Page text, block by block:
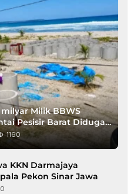
Milik BBWS
Pesisir Barat Diduga
1160
KKN Darmajaya
Pekon Sinar Jawa